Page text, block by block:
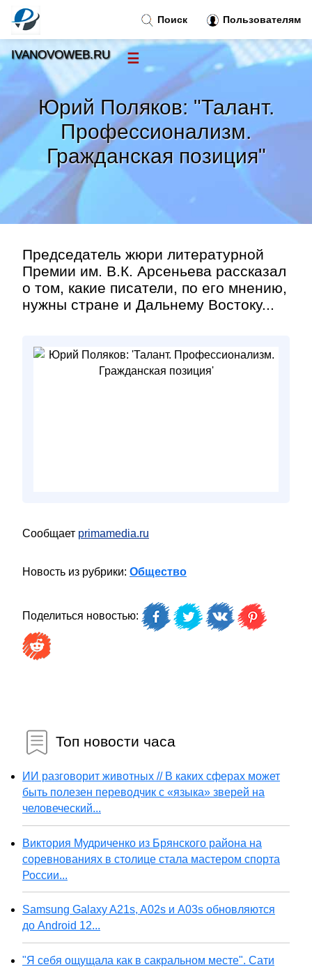
Юрий Поляков: "Талант.
Профессионализм.
Гражданская позиция"
Председатель жюри литературной
Премии им. В.К. Арсеньева рассказал
о том, какие писатели, по его мнению,
нужны стране и Дальнему Востоку...
Сообщает primamedia.ru
Новость из рубрики: Общество
Поделиться новостью:
Топ новости часа
ИИ разговорит животных // В каких сферах может
быть полезен переводчик с «языка» зверей на
человеческий...
Виктория Мудриченко из Брянского района на
соревнованиях в столице стала мастером спорта
России...
Samsung Galaxy A21s, A02s и A03s обновляются
до Android 12...
"Я себя ощущала как в сакральном месте". Сати
Поиск Пользователям
IVANOVOWEB.RU ☰
Новости
Тренды новостей »
Рубрики»
Правила »